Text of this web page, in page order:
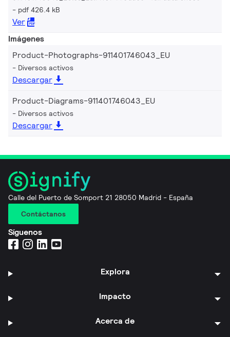
pdf 426.4 kB
Ver
Imágenes
Product-Photographs-911401746043_EU
Diversos activos
Descargar
Product-Diagrams-911401746043_EU
Diversos activos
Descargar
Calle del Puerto de Somport 21 28050 Madrid - España
Contáctanos
Síguenos
Explora
Impacto
Acerca de